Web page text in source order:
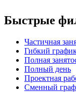
Быстрые
Частичная
Гибкий
Полная
Полный день
Проектная
Сменный